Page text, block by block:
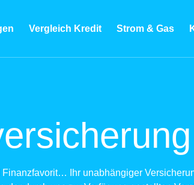
Vergleich Kredit Strom & Gas
Finanzfavorit… Ihr unabhängiger